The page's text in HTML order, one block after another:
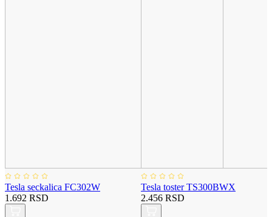
Tesla seckalica FC302W
1.692 RSD
Tesla toster TS300BWX
2.456 RSD